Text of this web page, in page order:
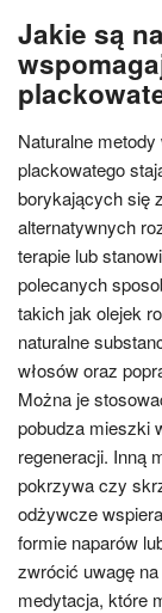
Jakie są
Naturalne
plackowatego
borykających się
alternatywnych
terapie lub
polecanych
takich jak olejek
naturalne
włosów oraz
Można je
pobudza mieszki
regeneracji. Inną
pokrzywa czy
odżywcze
formie naparów
zwrócić uwagę
medytacja, które